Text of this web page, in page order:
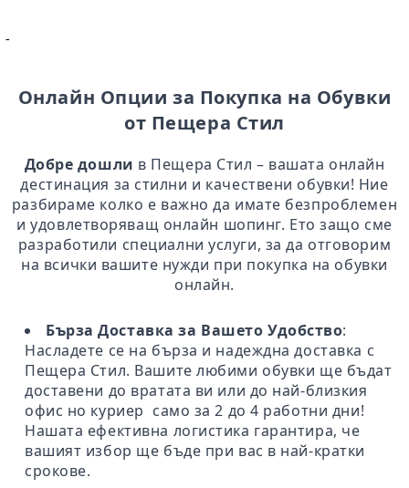
-
Онлайн Опции за Покупка на Обувки
от Пещера Стил
Добре дошли в Пещера Стил – вашата онлайн
дестинация за стилни и качествени обувки! Ние
разбираме колко е важно да имате безпроблемен
и удовлетворяващ онлайн шопинг. Ето защо сме
разработили специални услуги, за да отговорим
на всички вашите нужди при покупка на обувки
онлайн.
Бърза Доставка за Вашето Удобство:
Насладете се на бърза и надеждна доставка с
Пещера Стил. Вашите любими обувки ще бъдат
доставени до вратата ви или до най-близкия
офис но куриер само за 2 до 4 работни дни!
Нашата ефективна логистика гарантира, че
вашият избор ще бъде при вас в най-кратки
срокове.